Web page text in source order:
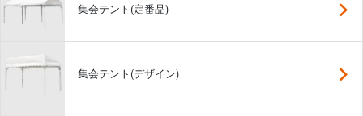
集会テント(定番品)
集会テント(デザイン)